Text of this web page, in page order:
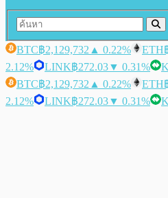
BTC฿2,129,732 ▲ 0.22% ETH
2.12%
LINK฿272.03▼ 0.31%
BTC฿2,129,732 ▲ 0.22% ETH
2.12%
LINK฿272.03▼ 0.31%